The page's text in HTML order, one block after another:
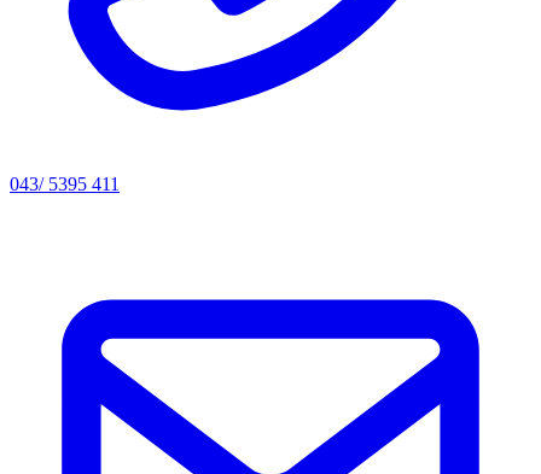
043/ 5395 411